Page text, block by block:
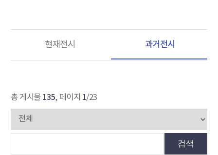
현재전시 과거전시
총 게시물 135, 페이지 1/23
검색